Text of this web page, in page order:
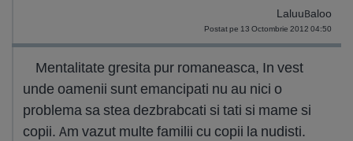
LaluuBaloo
Postat pe 13 Octombrie 2012 04:50
Mentalitate gresita pur romaneasca, In vest
unde oamenii sunt emancipati nu au nici o
problema sa stea dezbrabcati si tati si mame si
copii. Am vazut multe familii cu copii la nudisti.